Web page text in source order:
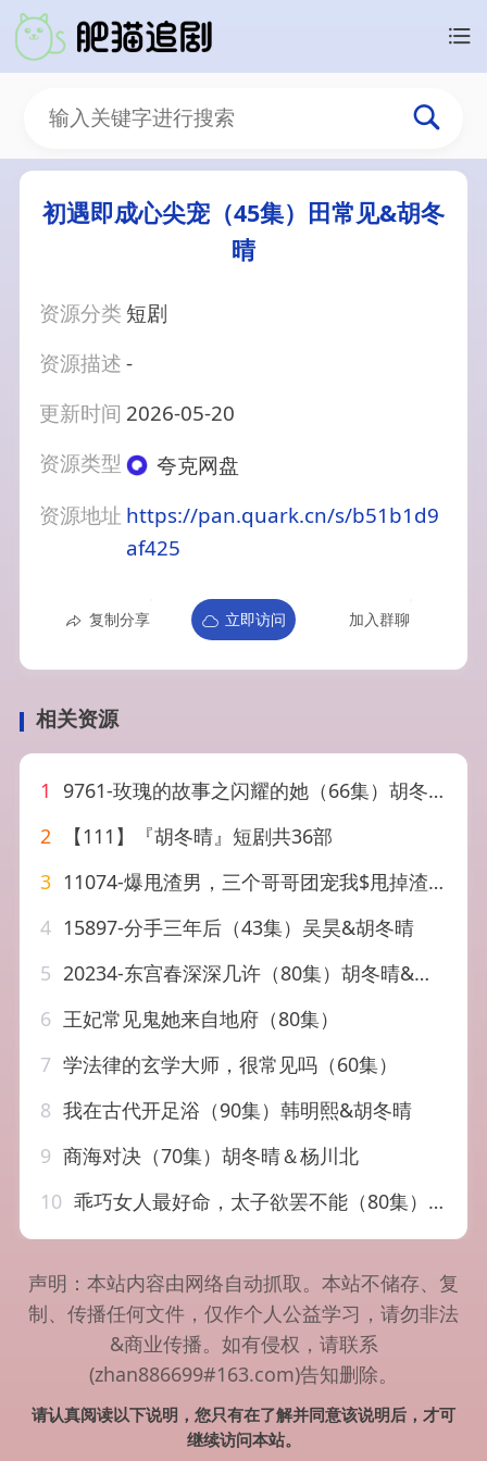
初遇即成心尖宠（45集）田常见&胡冬
晴
资源分类 短剧
资源描述-
更新时间 2026-05-20
资源类型
夸克网盘
资源地址 https://pan.quark.cn/s/b51b1d9
af425
复制分享 立即访问 加入群聊
相关资源
1
9761-玫瑰的故事之闪耀的她（66集）胡冬晴
2
【111】『胡冬晴』短剧共36部
3 11074-爆甩渣男，三个哥哥团宠我$甩掉渣男后我被三个哥哥宠上天（78集）胡冬晴
4 15897-分手三年后（43集）吴昊&胡冬晴
5 20234-东宫春深深几许（80集）胡冬晴&魏昕怡
6 王妃常见鬼她来自地府（80集）
7 学法律的玄学大师，很常见吗（60集）
8 我在古代开足浴（90集）韩明熙&胡冬晴
9 商海对决（70集）胡冬晴＆杨川北
10 乖巧女人最好命，太子欲罢不能（80集）刘沛良＆胡冬晴
声明：本站内容由网络自动抓取。本站不储存、复
制、传播任何文件，仅作个人公益学习，请勿非法
&商业传播。如有侵权，请联系
(zhan886699#163.com)告知删除。
请认真阅读以下说明，您只有在了解并同意该说明后，才可
继续访问本站。